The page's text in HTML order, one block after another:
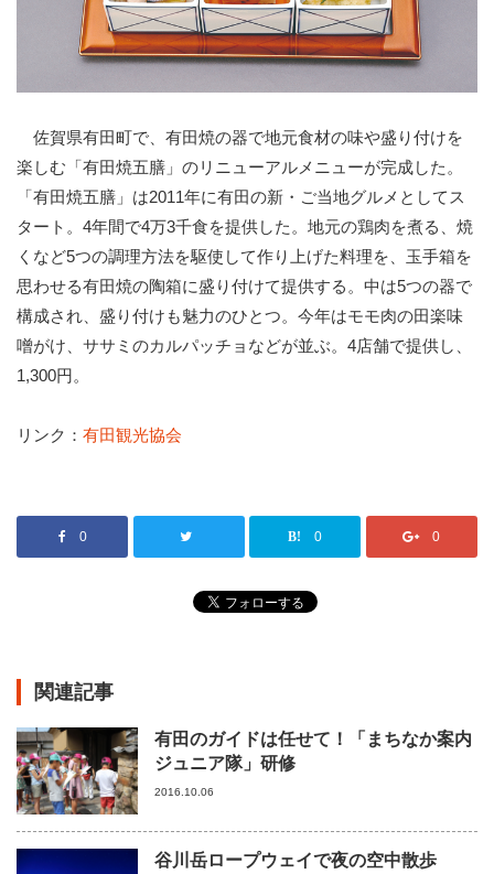
佐賀県有田町で、有田焼の器で地元食材の味や盛り付けを
楽しむ「有田焼五膳」のリニューアルメニューが完成した。
「有田焼五膳」は2011年に有田の新・ご当地グルメとしてス
タート。4年間で4万3千食を提供した。地元の鶏肉を煮る、焼
くなど5つの調理方法を駆使して作り上げた料理を、玉手箱を
思わせる有田焼の陶箱に盛り付けて提供する。中は5つの器で
構成され、盛り付けも魅力のひとつ。今年はモモ肉の田楽味
噌がけ、ササミのカルパッチョなどが並ぶ。4店舗で提供し、
1,300円。
リンク： 有田観光協会
0 0 0
関連記事
有田のガイドは任せて！「まちなか案内
ジュニア隊」研修
2016.10.06
谷川岳ロープウェイで夜の空中散歩